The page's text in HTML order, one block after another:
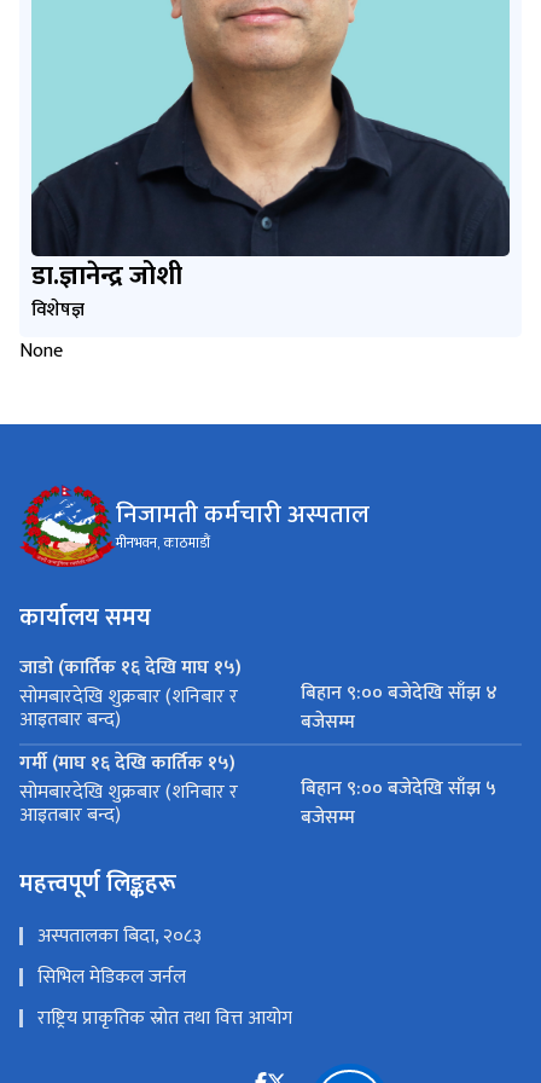
डा.ज्ञानेन्द्र जोशी
विशेषज्ञ
None
निजामती कर्मचारी अस्पताल
मीनभवन, काठमाडौं
कार्यालय समय
जाडो (कार्तिक १६ देखि माघ १५)
सोमबारदेखि शुक्रबार (शनिबार र
आइतबार बन्द)
बिहान ९:०० बजेदेखि साँझ ४
बजेसम्म
गर्मी (माघ १६ देखि कार्तिक १५)
सोमबारदेखि शुक्रबार (शनिबार र
आइतबार बन्द)
बिहान ९:०० बजेदेखि साँझ ५
बजेसम्म
महत्त्वपूर्ण लिङ्कहरू
अस्पतालका बिदा, २०८३
सिभिल मेडिकल जर्नल
राष्ट्रिय प्राकृतिक स्रोत तथा वित्त आयोग